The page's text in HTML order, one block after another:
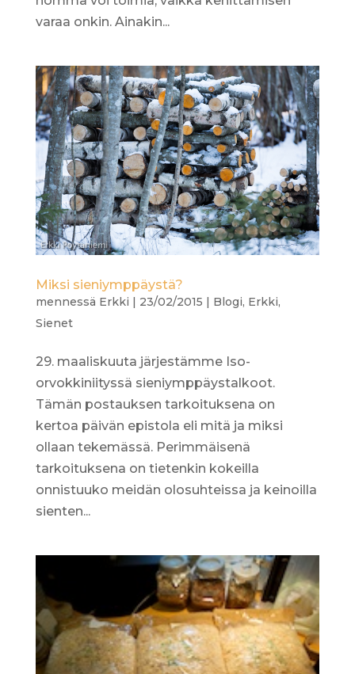
varaa onkin. Ainakin...
Miksi sieniymppäystä?
mennessä Erkki 23/02/2015 Blogi, Erkki,
Sienet
29. maaliskuuta järjestämme Iso-
orvokkiniityssä sieniymppäystalkoot.
Tämän postauksen tarkoituksena on
kertoa päivän epistola eli mitä ja miksi
ollaan tekemässä. Perimmäisenä
tarkoituksena on tietenkin kokeilla
onnistuuko meidän olosuhteissa ja keinoilla
sienten...